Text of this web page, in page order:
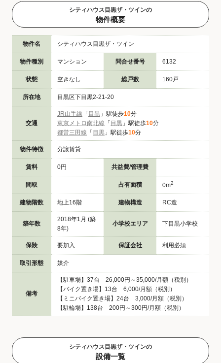
シティハウス目黒ザ・ツインの
物件概要
物件名 シティハウス目黒ザ・ツイン
物件種別 マンション 問合せ番号 6132
状態 空きなし 総戸数 160戸
所在地 目黒区下目黒2-21-20
交通
JR山手線 「 目黒 」駅徒歩10分
東京メトロ南北線 「 目黒 」駅徒歩10分
都営三田線 「 目黒 」駅徒歩10分
物件特徴 分譲賃貸
賃料 0円 共益費/管理費
間取 占有面積 0m2
建物階数 地上16階 建物構造 RC造
築年数
2018年1月 (築
8年)
小学校エリア 下目黒小学校
保険 要加入 保証会社 利用必須
取引形態 媒介
備考
【駐車場】37台 26,000円～35,000/月額（税別）
【バイク置き場】13台 6,000/月額（税別）
【ミニバイク置き場】24台 3,000/月額（税別）
【駐輪場】138台 200円～300円/月額（税別）
シティハウス目黒ザ・ツインの
設備一覧